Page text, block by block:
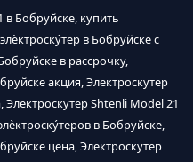
в Бобруйске, купить
в Бобруйске с
в рассрочку,
акция, Электроскутер
Shtenli Model 21
в Бобруйске,
цена, Электроскутер